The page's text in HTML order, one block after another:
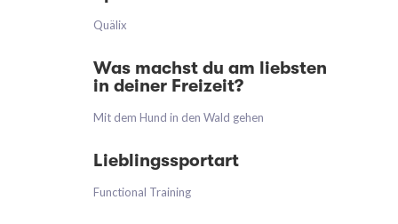
Quälix
Was machst du am liebsten
in deiner Freizeit?
Mit dem Hund in den Wald gehen
Lieblingssportart
Functional Training